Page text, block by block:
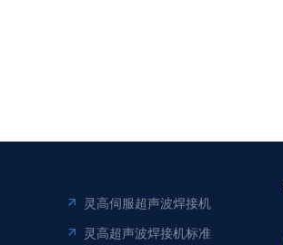
灵高伺服超声波焊接机
灵高超声波焊接机标准